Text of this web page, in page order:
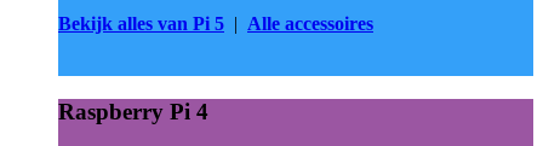
Bekijk alles van Pi 5 | Alle accessoires
Raspberry Pi 4